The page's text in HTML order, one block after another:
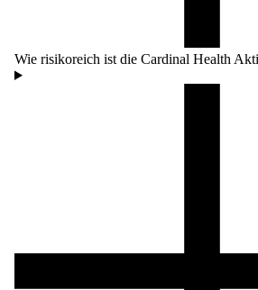
Wie risikoreich ist die Cardinal Health